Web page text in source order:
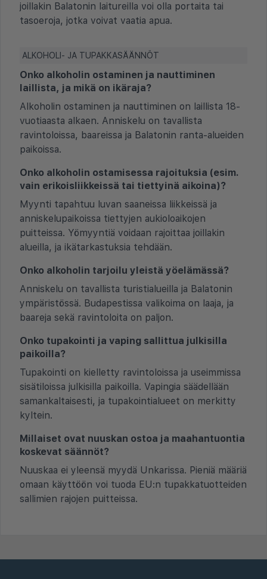
joillakin Balatonin laitureilla voi olla portaita tai
tasoeroja, jotka voivat vaatia apua.
ALKOHOLI- JA TUPAKKASÄÄNNÖT
Onko alkoholin ostaminen ja nauttiminen
laillista, ja mikä on ikäraja?
Alkoholin ostaminen ja nauttiminen on laillista 18-
vuotiaasta alkaen. Anniskelu on tavallista
ravintoloissa, baareissa ja Balatonin ranta-alueiden
paikoissa.
Onko alkoholin ostamisessa rajoituksia (esim.
vain erikoisliikkeissä tai tiettyinä aikoina)?
Myynti tapahtuu luvan saaneissa liikkeissä ja
anniskelupaikoissa tiettyjen aukioloaikojen
puitteissa. Yömyyntiä voidaan rajoittaa joillakin
alueilla, ja ikätarkastuksia tehdään.
Onko alkoholin tarjoilu yleistä yöelämässä?
Anniskelu on tavallista turistialueilla ja Balatonin
ympäristössä. Budapestissa valikoima on laaja, ja
baareja sekä ravintoloita on paljon.
Onko tupakointi ja vaping sallittua julkisilla
paikoilla?
Tupakointi on kielletty ravintoloissa ja useimmissa
sisätiloissa julkisilla paikoilla. Vapingia säädellään
samankaltaisesti, ja tupakointialueet on merkitty
kyltein.
Millaiset ovat nuuskan ostoa ja maahantuontia
koskevat säännöt?
Nuuskaa ei yleensä myydä Unkarissa. Pieniä määriä
omaan käyttöön voi tuoda EU:n tupakkatuotteiden
sallimien rajojen puitteissa.